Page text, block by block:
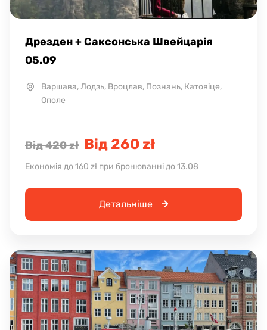
Дрезден + Саксонська Швейцарія
05.09
Варшава, Лодзь, Вроцлав, Познань, Катовіце,
Ополе
Від 420 zł Від 260 zł
Економія до 160 zł при бронюванні до 13.08
Детальніше